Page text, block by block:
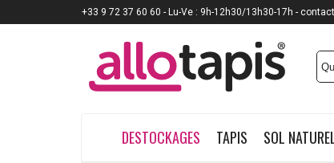
DESTOCKAGES TAPIS SOL
+33 9 72 37 60 60 - Lu-Ve : 9h-12h30/13h30-17h -